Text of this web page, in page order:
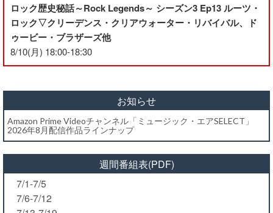
ロック歴史秘話～Rock Legends～ シーズン3 Ep13 ルーツ・
ロック▽クリーデンス・クリアウォーター・リバイバル、ド
ゥービー・ブラザーズ他
8/10(月) 18:00-18:30
お知らせ
Amazon Prime Videoチャンネル「ミュージック・エアSELECT」
2026年8月配信作品ラインナップ
週間番組表(PDF)
7/1-7/5
7/6-7/12